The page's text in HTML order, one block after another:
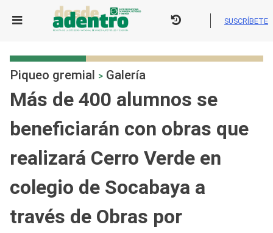
SUSCRÍBETE
Piqueo gremial > Galería
Más de 400 alumnos se
beneficiarán con obras que
realizará Cerro Verde en
colegio de Socabaya a
través de Obras por